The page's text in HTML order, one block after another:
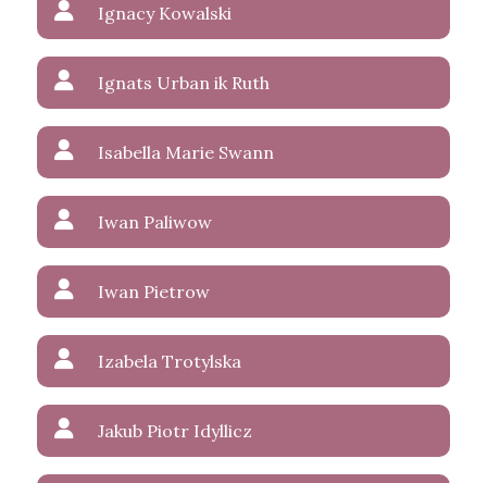
Ignacy Kowalski
Ignats Urban ik Ruth
Isabella Marie Swann
Iwan Paliwow
Iwan Pietrow
Izabela Trotylska
Jakub Piotr Idyllicz